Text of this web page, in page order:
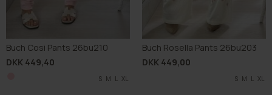
Buch Cosi Pants 26bu210
DKK 449,40
S M L XL
Buch Rosella Pants 26bu203
DKK 449,00
S M L XL